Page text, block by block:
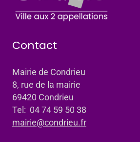
Contact
Mairie de Condrieu
8, rue de la mairie
69420 Condrieu
Tel: 04 74 59 50 38
mairie@condrieu.fr